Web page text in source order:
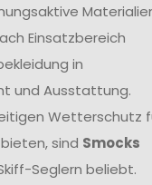
Einsatzbereich
in
und Ausstattung.
Wetterschutz
sind Smocks
Seglern beliebt.